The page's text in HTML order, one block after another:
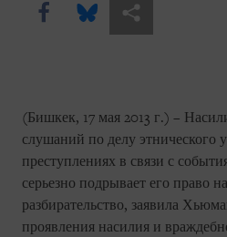
Share this via Facebook
Share this via Bluesky
Share this via
(Бишкек, 17 мая 2013 г.) –
слушаний по делу этнического
преступлениях в связи с
серьезно подрывает его право
разбирательство, заявила
проявления насилия и